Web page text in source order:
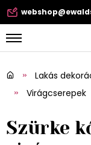
Lakás
Virágcserepek
Szürke